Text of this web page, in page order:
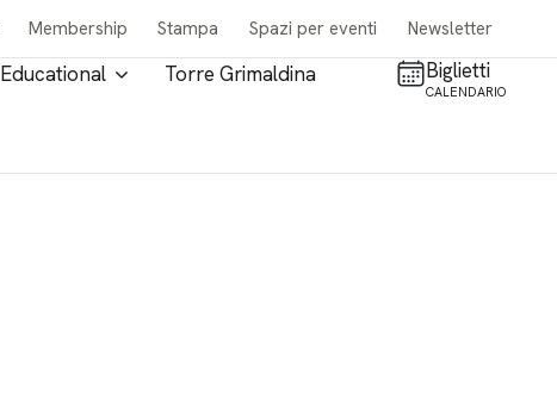
Membership Stampa Spazi per eventi Newsletter
Educational Torre Grimaldina Biglietti
CALENDARIO